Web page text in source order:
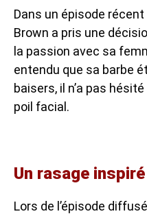
Dans un épisode récent
Brown a pris une
la passion avec sa
entendu que sa barbe
baisers, il n’a pas
poil facial.
Un rasage
Lors de l’épisode